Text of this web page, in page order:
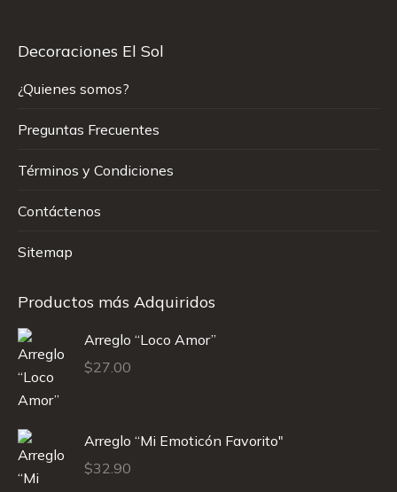
Decoraciones El Sol
¿Quienes somos?
Preguntas Frecuentes
Términos y Condiciones
Contáctenos
Sitemap
Productos más Adquiridos
Arreglo “Loco Amor”
$27.00
Arreglo “Mi Emoticón Favorito"
$32.90